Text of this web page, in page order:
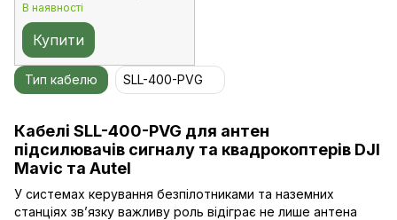
В наявності
Купити
Кабелі SLL-400-PVG для антен
підсилювачів сигналу та квадрокоптерів DJI
Mavic та Autel
У системах керування безпілотниками та наземних
станціях зв’язку важливу роль відіграє не лише антена
Тип кабелю SLL-400-PVG